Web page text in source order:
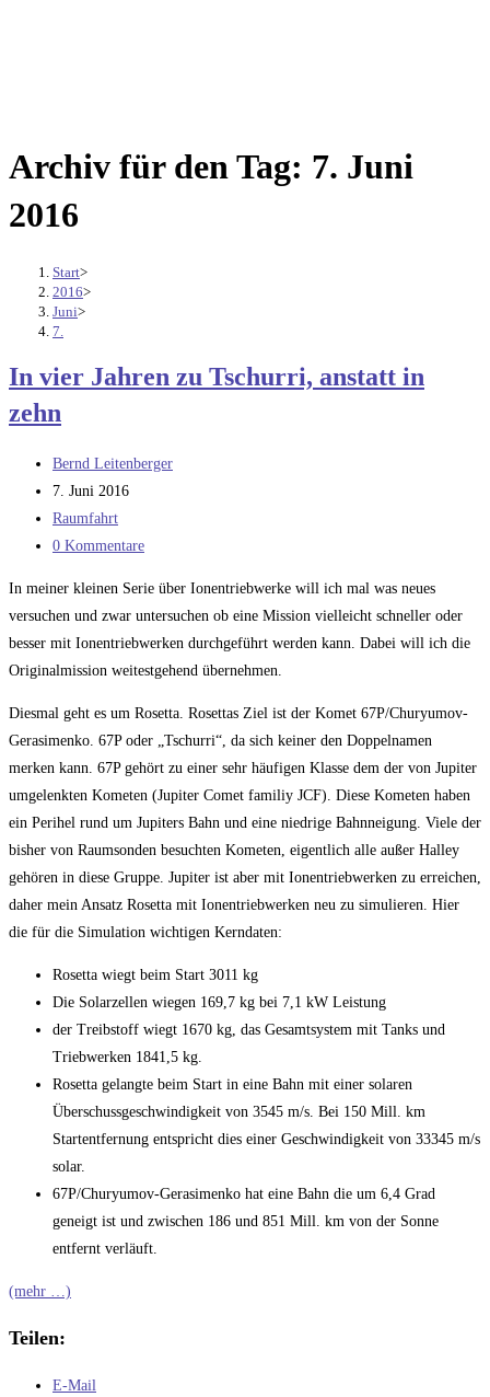
Archiv für den Tag: 7. Juni
2016
Start>
2016>
Juni>
7.
In vier Jahren zu Tschurri, anstatt in
zehn
Beitrags-
Autor:
Bernd Leitenberger
Beitrag
veröffentlicht:
7. Juni 2016
Beitrags-
Kategorie:
Raumfahrt
Beitrags-
0 Kommentare
In meiner kleinen Serie über Ionentriebwerke will ich mal was neues
versuchen und zwar untersuchen ob eine Mission vielleicht schneller oder
besser mit Ionentriebwerken durchgeführt werden kann. Dabei will ich die
Originalmission weitestgehend übernehmen.
Diesmal geht es um Rosetta. Rosettas Ziel ist der Komet 67P/Churyumov-
Gerasimenko. 67P oder „Tschurri“, da sich keiner den Doppelnamen
merken kann. 67P gehört zu einer sehr häufigen Klasse dem der von Jupiter
umgelenkten Kometen (Jupiter Comet familiy JCF). Diese Kometen haben
ein Perihel rund um Jupiters Bahn und eine niedrige Bahnneigung. Viele der
bisher von Raumsonden besuchten Kometen, eigentlich alle außer Halley
gehören in diese Gruppe. Jupiter ist aber mit Ionentriebwerken zu erreichen,
daher mein Ansatz Rosetta mit Ionentriebwerken neu zu simulieren. Hier
die für die Simulation wichtigen Kerndaten:
Rosetta wiegt beim Start 3011 kg
Die Solarzellen wiegen 169,7 kg bei 7,1 kW Leistung
der Treibstoff wiegt 1670 kg, das Gesamtsystem mit Tanks und
Triebwerken 1841,5 kg.
Rosetta gelangte beim Start in eine Bahn mit einer solaren
Überschussgeschwindigkeit von 3545 m/s. Bei 150 Mill. km
Startentfernung entspricht dies einer Geschwindigkeit von 33345 m/s
solar.
67P/Churyumov-Gerasimenko hat eine Bahn die um 6,4 Grad
geneigt ist und zwischen 186 und 851 Mill. km von der Sonne
entfernt verläuft.
(mehr …)
Teilen:
E-Mail